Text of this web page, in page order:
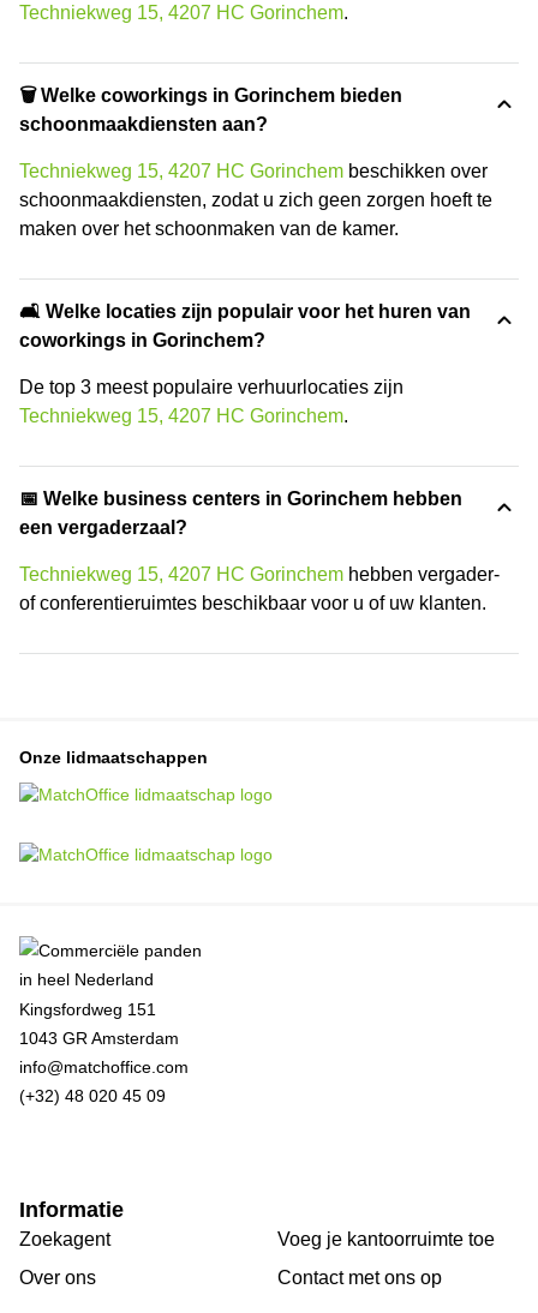
Techniekweg 15, 4207 HC Gorinchem.
🗑 Welke coworkings in Gorinchem bieden
schoonmaakdiensten aan?
Techniekweg 15, 4207 HC Gorinchem beschikken over
schoonmaakdiensten, zodat u zich geen zorgen hoeft te
maken over het schoonmaken van de kamer.
🛋️ Welke locaties zijn populair voor het huren van
coworkings in Gorinchem?
De top 3 meest populaire verhuurlocaties zijn
Techniekweg 15, 4207 HC Gorinchem.
📅 Welke business centers in Gorinchem hebben
een vergaderzaal?
Techniekweg 15, 4207 HC Gorinchem hebben vergader-
of conferentieruimtes beschikbaar voor u of uw klanten.
Onze lidmaatschappen
Kingsfordweg 151
1043 GR Amsterdam
info@matchoffice.com
(+32) 48 020 45 09
Informatie
Zoekagent
Over ons
Voeg je kantoorruimte toe
Сontact met ons op